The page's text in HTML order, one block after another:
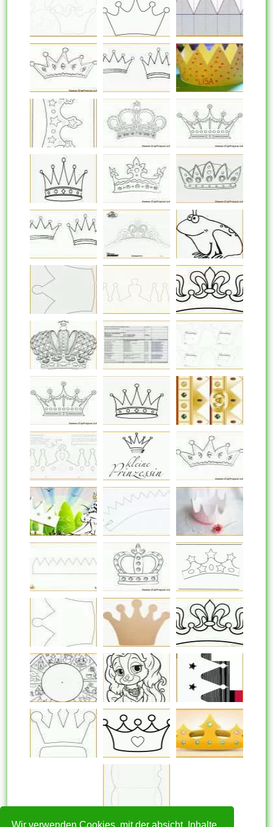
Wir verwenden Cookies, mit der absicht, Inhalte